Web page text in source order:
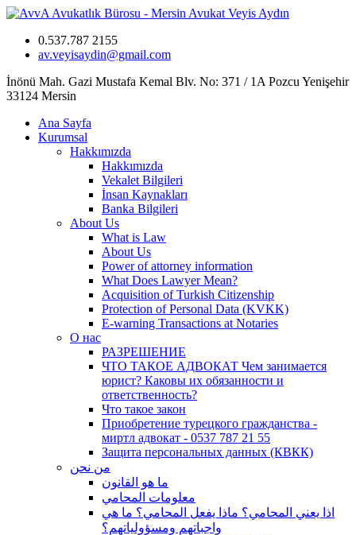
0.537.787 2155
av.veyisaydin@gmail.com
İnönü Mah. Gazi Mustafa Kemal Blv. No: 371 / 1A Pozcu Yenişehir
33124 Mersin
Ana Sayfa
Kurumsal
Hakkımızda
Hakkımızda
Vekalet Bilgileri
İnsan Kaynakları
Banka Bilgileri
About Us
What is Law
About Us
Power of attorney information
What Does Lawyer Mean?
Acquisition of Turkish Citizenship
Protection of Personal Data (KVKK)
E-warning Transactions at Notaries
О нас
РАЗРЕШЕНИЕ
ЧТО ТАКОЕ АДВОКАТ Чем занимается
юрист? Каковы их обязанности и
ответственность?
Что такое закон
Приобретение турецкого гражданства -
миртл адвокат - 0537 787 21 55
Защита персональных данных (КВКК)
من نحن
ما هو القانون
معلومات المحامي
اذا يعني المحامي؟ ماذا يفعل المحامي؟ ما هي
واجباتهم ومسؤولياتهم؟